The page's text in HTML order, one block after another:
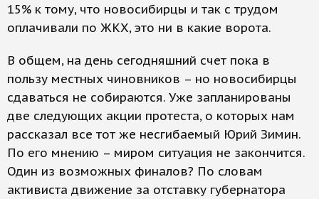
15% к тому, что новосибирцы и так с трудом
оплачивали по ЖКХ, это ни в какие ворота.
В общем, на день сегодняшний счет пока в
пользу местных чиновников – но новосибирцы
сдаваться не собираются. Уже запланированы
две следующих акции протеста, о которых нам
рассказал все тот же несгибаемый Юрий Зимин.
По его мнению – миром ситуация не закончится.
Один из возможных финалов? По словам
активиста движение за отставку губернатора